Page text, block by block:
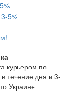
курьером по
течение дня и 3-
Украине